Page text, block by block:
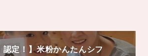
認定！】米粉かんたんシフ